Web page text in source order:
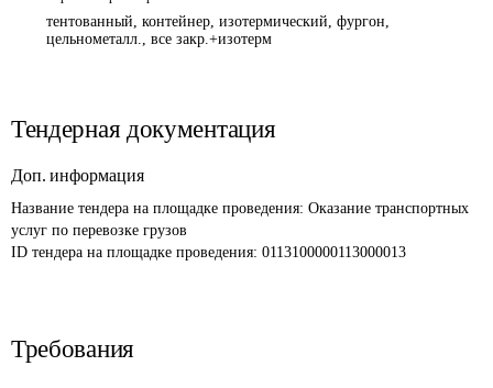
тентованный, контейнер, изотермический, фургон,
цельнометалл., все закр.+изотерм
Тендерная документация
Доп. информация
Название тендера на площадке проведения: Оказание транспортных
услуг по перевозке грузов
ID тендера на площадке проведения: 0113100000113000013
Требования